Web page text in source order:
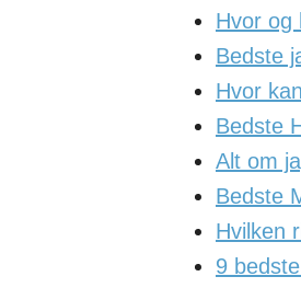
Hvor og
Bedste
Hvor
Bedste
Alt om
Bedste
Hvilken
9